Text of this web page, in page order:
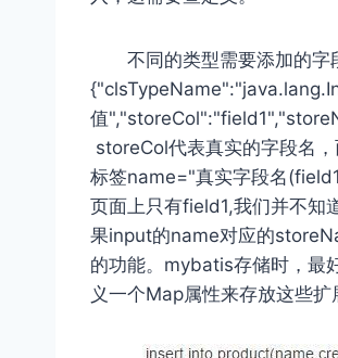
不同的类型需要添加的
值
storeCol代表真实的字段名
标签name="真实字段名
页面上只有field1,我们并不知
果input的name对应的
的功能。mybatis存储时，最
义一个Map属性来存放这些